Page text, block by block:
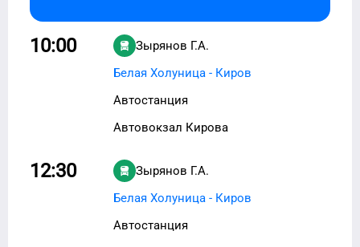
10:00
Зырянов Г.А.
Белая Холуница - Киров
Автостанция
Автовокзал Кирова
12:30
Зырянов Г.А.
Белая Холуница - Киров
Автостанция